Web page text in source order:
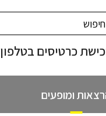
כרטיסים בטלפון
ומופעים